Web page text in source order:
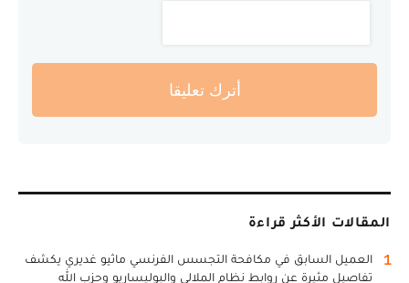
أترك تعليقا
المقالات الأكثر قراءة
1
العميل السابق في مكافحة التجسس الفرنسي ماثيو غديري يكشف
تفاصيل مثيرة عن روابط نظام الملالي والبوليساريو وحزب الله